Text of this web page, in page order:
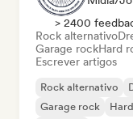
> 2400
Rock alternativo
Garage rockHard
Escrever artigos
Rock alternativo
Garage rock